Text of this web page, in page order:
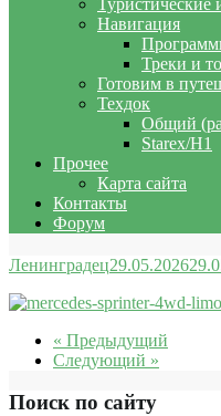
Навигация
Треки и
Готовим в
Техдок
Общий
Starex/H1
Прочее
Карта сайта
Контакты
Форум
Ленинградец29.05.2026
« Предыдущий
Следующий »
Поиск по сайту